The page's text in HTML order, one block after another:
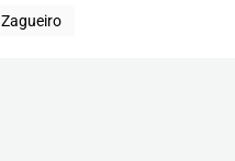
Zagueiro